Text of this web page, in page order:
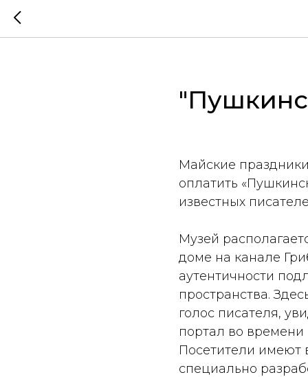
Майские
оплатить
известных
Музей
доме на канале
аутентичности
пространства.
голос писателя,
портал во времени
Посетители имеют
специально